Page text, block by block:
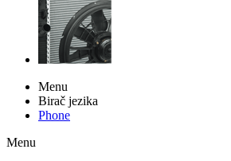
Menu
Birač jezika
Phone
Menu